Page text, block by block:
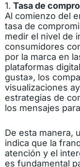
1. Tasa de
Al comienzo del
tasa de
medir el nivel de
consumidores
por la marca en
plataformas
gusta», los
visualizaciones
estrategias de
los mensajes
De esta manera,
indica que la
atención y el
es fundamental